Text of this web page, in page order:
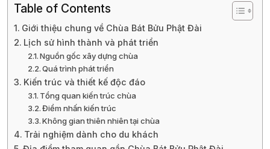
Table of Contents
Giới thiệu chung về Chùa Bát Bửu Phật Đài
Lịch sử hình thành và phát triển
Nguồn gốc xây dựng chùa
Quá trình phát triển
Kiến trúc và thiết kế độc đáo
Tổng quan kiến trúc chùa
Điểm nhấn kiến trúc
Không gian thiên nhiên tại chùa
Trải nghiệm dành cho du khách